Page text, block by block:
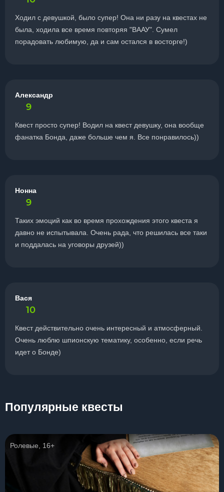
Ходил с девушкой, было супер! Она ни разу на квестах не
была, ходила все время повторяя "ВААУ". Сумел
порадовать любимую, да и сам остался в восторге!)
Александр
9
Квест просто супер! Водил на квест девушку, она вообще
фанатка Бонда, даже больше чем я. Все понравилось))
Нонна
9
Таких эмоций как во время прохождения этого квеста я
давно не испытывала. Очень рада, что решилась все таки
и поддалась на уговоры друзей))
Вася
10
Квест действительно очень интересный и атмосферный.
Очень люблю шпионскую тематику, особенно, если речь
идет о Бонде)
Популярные квесты
Ролевые, 16+